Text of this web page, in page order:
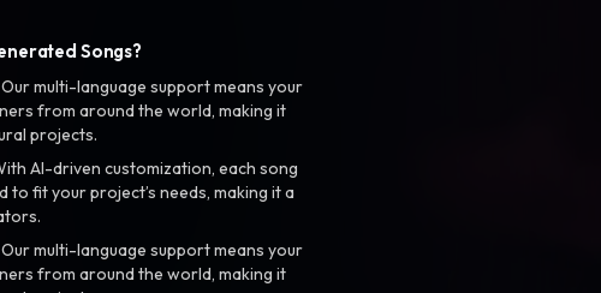
Songs?
Our multi-language support means your
from around the world, making it
projects.
AI-driven customization, each song
to fit your project’s needs, making it a
Our multi-language support means your
from around the world, making it